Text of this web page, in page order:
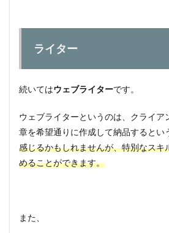
ライター
続いてはウェブライターです。
ウェブライターというのは、クライア
章を希望通りに作成して納品するとい
感じるかもしれませんが、特別なスキ
めることができます。
また、